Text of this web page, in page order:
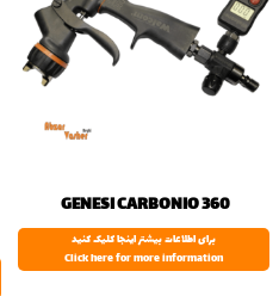
GENESI CARBONIO 360
برای اطلاعات بیشتر اینجا کلیک کنید
Click here for more information